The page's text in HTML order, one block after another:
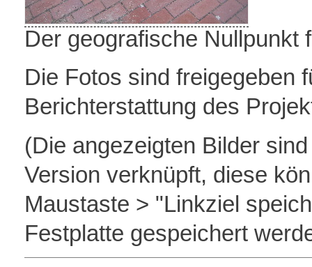
Der geografische Nullpunkt
Die Fotos sind freigegeben
Berichterstattung des
(Die angezeigten Bilder
Version verknüpft, diese
Maustaste > "Linkziel
Festplatte gespeichert